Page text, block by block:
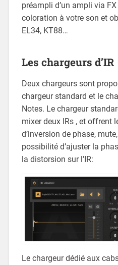
préampli d’un ampli via
coloration à votre son et
EL34, KT88…
Les chargeurs d’IR
Deux chargeurs sont
chargeur standard et le
Notes. Le chargeur
mixer deux IRs , et offrent
d’inversion de phase,
possibilité d’ajuster la
la distorsion sur l’IR:
Le chargeur dédié aux